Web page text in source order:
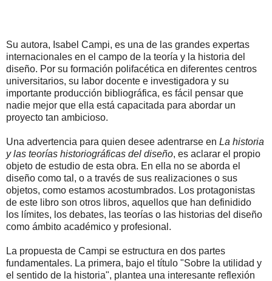
Su autora, Isabel Campi, es una de las grandes expertas
internacionales en el campo de la teoría y la historia del
diseño. Por su formación polifacética en diferentes centros
universitarios, su labor docente e investigadora y su
importante producción bibliográfica, es fácil pensar que
nadie mejor que ella está capacitada para abordar un
proyecto tan ambicioso.
Una advertencia para quien desee adentrarse en La historia
y las teorías historiográficas del diseño, es aclarar el propio
objeto de estudio de esta obra. En ella no se aborda el
diseño como tal, o a través de sus realizaciones o sus
objetos, como estamos acostumbrados. Los protagonistas
de este libro son otros libros, aquellos que han definidido
los límites, los debates, las teorías o las historias del diseño
como ámbito académico y profesional.
La propuesta de Campi se estructura en dos partes
fundamentales. La primera, bajo el título "Sobre la utilidad y
el sentido de la historia", plantea una interesante reflexión